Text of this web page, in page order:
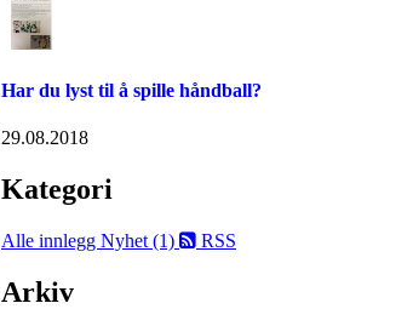
Har du lyst til å spille håndball?
29.08.2018
Kategori
Alle innlegg Nyhet (1) RSS
Arkiv